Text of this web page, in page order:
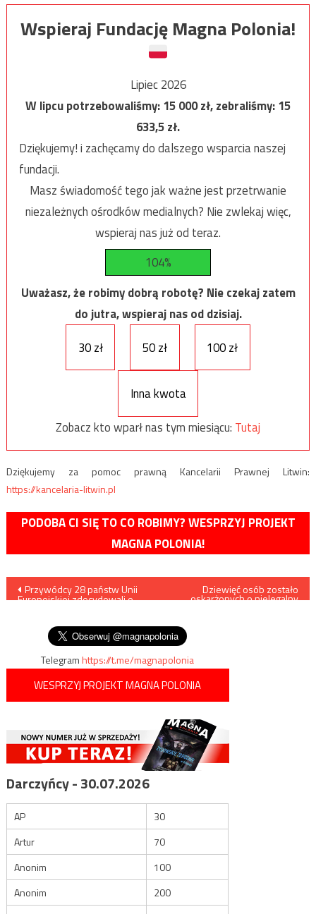
Wspieraj Fundację Magna Polonia!
Lipiec 2026
W lipcu potrzebowaliśmy:15 000zł, zebraliśmy:15
633,5zł.
Dziękujemy! i zachęcamy do dalszego wsparcia naszej
fundacji.
Masz świadomość tego jak ważne jest przetrwanie
niezależnych ośrodków medialnych? Nie zwlekaj więc,
wspieraj nas już od teraz.
104%
Uważasz, że robimy dobrą robotę? Nie czekaj zatem
do jutra, wspieraj nas od dzisiaj.
30 zł
50 zł 100 zł
Inna kwota
Zobacz kto wparł nas tym miesiącu: Tutaj
Dziękujemy za pomoc prawną Kancelarii Prawnej Litwin:
https://kancelaria-litwin.pl
PODOBA CI SIĘ TO CO ROBIMY? WESPRZYJ PROJEKT
MAGNA POLONIA!
Nawigacja
Przywódcy 28 państw Unii
Europejskiej zdecydowali o
Dziewięć osób zostało
oskarżonych o nielegalny
Telegramhttps://t.me/magnapolonia
WESPRZYJ PROJEKT MAGNA POLONIA
Darczyńcy - 30.07.2026
AP
30
Artur
70
Anonim
100
Anonim
200